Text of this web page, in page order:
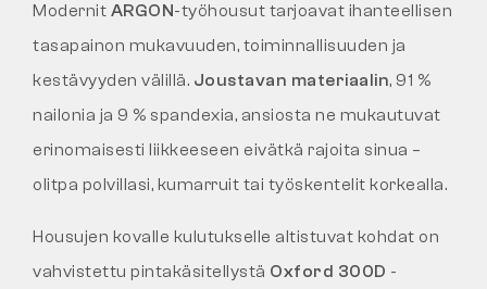
Modernit ARGON-työhousut tarjoavat ihanteellisen
tasapainon mukavuuden, toiminnallisuuden ja
kestävyyden välillä. Joustavan materiaalin, 91 %
nailonia ja 9 % spandexia, ansiosta ne mukautuvat
erinomaisesti liikkeeseen eivätkä rajoita sinua –
olitpa polvillasi, kumarruit tai työskentelit korkealla.
Housujen kovalle kulutukselle altistuvat kohdat on
vahvistettu pintakäsitellystä Oxford 300D -